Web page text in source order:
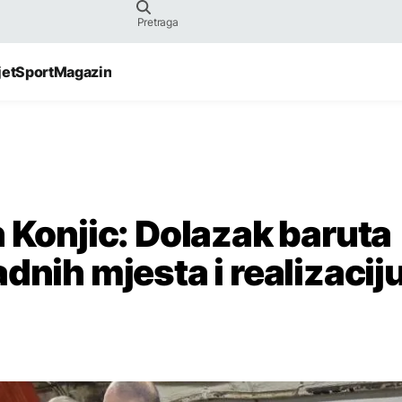
SportMagazin
Dolazak baruta
mjesta i